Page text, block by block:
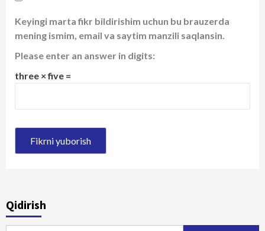
Keyingi marta fikr bildirishim uchun bu brauzerda
mening ismim, email va saytim manzili saqlansin.
Please enter an answer in digits:
three × five =
Qidirish